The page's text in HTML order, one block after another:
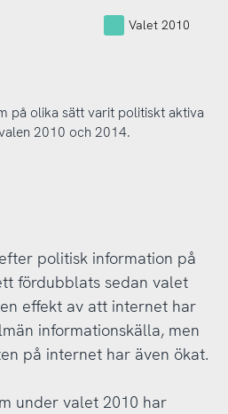
Valet 2010
på olika sätt varit politiskt aktiva
2010 och 2014.
politisk information på
fördubblats sedan valet
effekt av att internet har
informationskälla, men
på internet har även ökat.
under valet 2010 har